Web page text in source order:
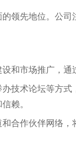
领先地位。公
和市场推广，通
技术论坛等方
赖。
合作伙伴网络